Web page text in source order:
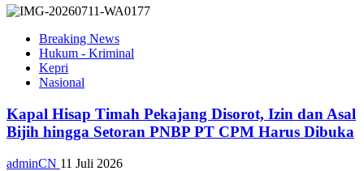
Breaking News
Hukum - Kriminal
Kepri
Nasional
Kapal Hisap Timah Pekajang Disorot, Izin dan Asal
Bijih hingga Setoran PNBP PT CPM Harus Dibuka
adminCN 11 Juli 2026